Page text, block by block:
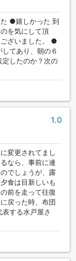
●嬉しかった 到
を気にして頂
ざいました。 ●
てあり、朝の６
したのか？次の
1.0
変更されてまし
なら、事前に連
でしょうが、露
食は目新しいも
前を走って往復
戻った時、布団
する水戸屋さ